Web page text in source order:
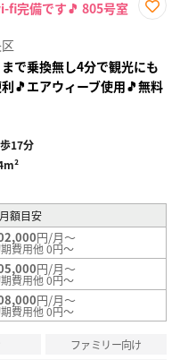
fi完備です🎵 805号室
録
まで乗換無し4分で観光にも
🎵エアウィーブ使用🎵無料
17分
月額目安
円/月～
費用他 0円～
円/月～
費用他 0円～
円/月～
費用他 0円～
ファミリー向け